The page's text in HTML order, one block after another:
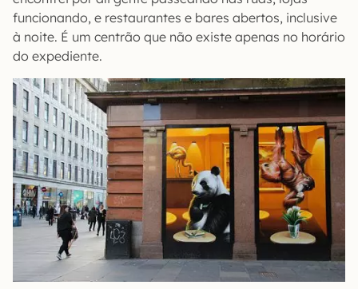
funcionando, e restaurantes e bares abertos, inclusive
à noite. É um centrão que não existe apenas no horário
do expediente.